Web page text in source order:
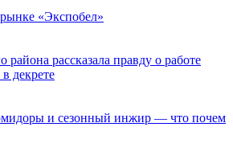
«Экспобел»
рассказала правду о работе
декрете
и сезонный инжир — что почем